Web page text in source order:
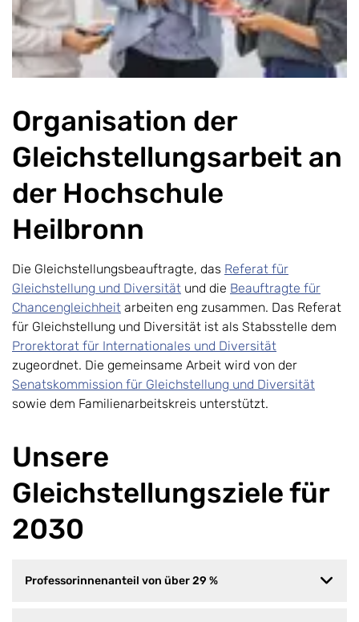
Organisation der
Gleichstellungsarbeit an
der Hochschule
Heilbronn
Die Gleichstellungsbeauftragte, das Referat für
Gleichstellung und Diversität und die Beauftragte für
Chancengleichheit arbeiten eng zusammen. Das Referat
für Gleichstellung und Diversität ist als Stabsstelle dem
Prorektorat für Internationales und Diversität
zugeordnet. Die gemeinsame Arbeit wird von der
Senatskommission für Gleichstellung und Diversität
sowie dem Familienarbeitskreis unterstützt.
Unsere
Gleichstellungsziele für
2030
Professorinnenanteil von über 29 %